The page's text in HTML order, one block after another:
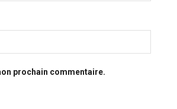
prochain commentaire.